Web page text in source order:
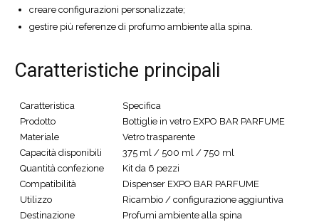
creare configurazioni personalizzate;
gestire più referenze di profumo ambiente alla spina.
Caratteristiche principali
Caratteristica
Specifica
Prodotto
Bottiglie in vetro EXPO BAR PARFUME
Materiale
Vetro trasparente
Capacità disponibili
375 ml / 500 ml / 750 ml
Quantità confezione
Kit da 6 pezzi
Compatibilità
Dispenser EXPO BAR PARFUME
Utilizzo
Ricambio / configurazione aggiuntiva
Destinazione
Profumi ambiente alla spina